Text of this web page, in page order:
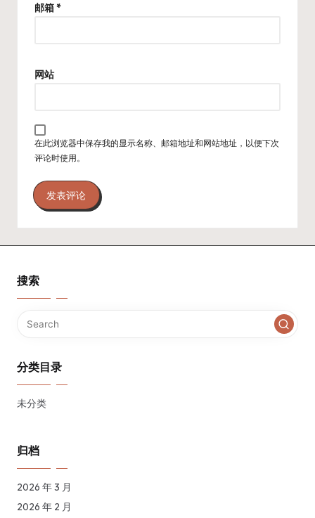
邮箱*
网站
在此浏览器中保存我的显示名称、邮箱地址和网站地址，以便下次
评论时使用。
搜索
分类目录
未分类
归档
2026 年 3 月
2026 年 2 月